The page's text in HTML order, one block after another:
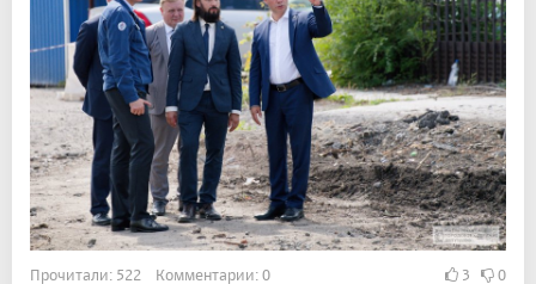
Прочитали: 522 Комментарии: 0 3 0